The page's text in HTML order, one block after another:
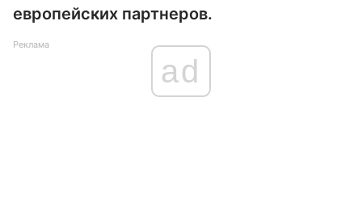
европейских партнеров.
Реклама
ad